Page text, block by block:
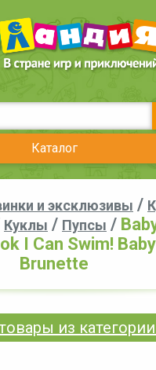
Каталог
и эксклюзивы /
Куклы / Пупсы /
I Can Swim!
Brunette
из